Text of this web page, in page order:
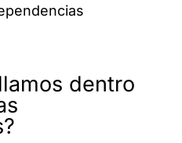
dentro